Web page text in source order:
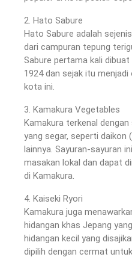
2. Hato Sabure
Hato Sabure adalah
dari campuran tepung
Sabure pertama kali
1924 dan sejak itu
kota ini.
3. Kamakura Vegetables
Kamakura terkenal
yang segar, seperti daikon
lainnya. Sayuran-sayuran
masakan lokal dan dapat
di Kamakura.
4. Kaiseki Ryori
Kamakura juga
hidangan khas Jepang
hidangan kecil yang
dipilih dengan cermat